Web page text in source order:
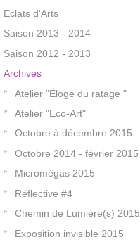
Eclats d'Arts
Saison 2013 - 2014
Saison 2012 - 2013
Archives
Atelier "Éloge du ratage "
Atelier "Eco-Art"
Octobre à décembre 2015
Octobre 2014 - février 2015
Micromégas 2015
Réflective #4
Chemin de Lumière(s) 2015
Exposition invisible 2015